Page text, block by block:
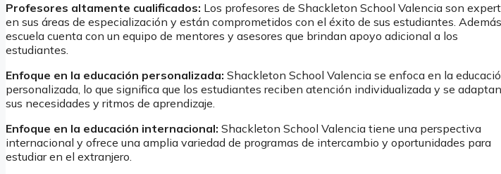
Profesores altamente cualificados: Los profesores de Shackleton School Valencia son
en sus áreas de especialización y están comprometidos con el éxito de sus estudiantes.
escuela cuenta con un equipo de mentores y asesores que brindan apoyo adicional a los
estudiantes.
Enfoque en la educación personalizada: Shackleton School Valencia se enfoca en la
personalizada, lo que significa que los estudiantes reciben atención individualizada y se
sus necesidades y ritmos de aprendizaje.
Enfoque en la educación internacional: Shackleton School Valencia tiene una perspectiva
internacional y ofrece una amplia variedad de programas de intercambio y oportunidades para
estudiar en el extranjero.